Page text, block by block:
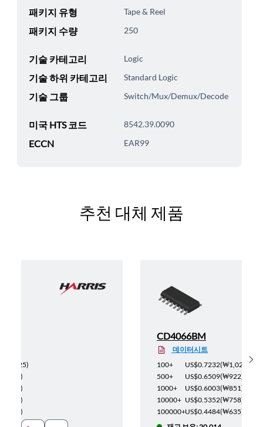
패키지 유형 Tape & Reel
패키지 수량 250
기술 카테고리 Logic
기술 하위 카테고리 Standard Logic
기술 그룹 Switch/Mux/Demux/Decode
미국 HTS 코드 8542.39.0090
ECCN EAR99
추천 대체 제품
₩1,025)
)
)
)
)
CD4066BM
데이터시트
100+
US$0.7232(₩1,025
)
500+
US$0.6509(₩922)
1000+
US$0.6003(₩851)
10000+ US$0.5352(₩758)
100000+US$0.4484(₩635)